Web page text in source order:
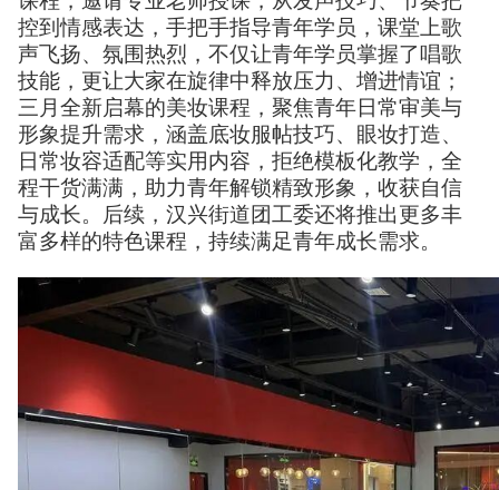
控到情感表达，手把手指导青年学员，课堂上歌
声飞扬、氛围热烈，不仅让青年学员掌握了唱歌
技能，更让大家在旋律中释放压力、增进情谊；
三月全新启幕的美妆课程，聚焦青年日常审美与
形象提升需求，涵盖底妆服帖技巧、眼妆打造、
日常妆容适配等实用内容，拒绝模板化教学，全
程干货满满，助力青年解锁精致形象，收获自信
与成长。后续，汉兴街道团工委还将推出更多丰
富多样的特色课程，持续满足青年成长需求。